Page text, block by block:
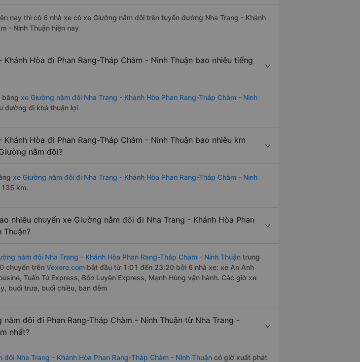
nay thì có 6 nhà xe có xe Giường nằm đôi trên tuyến đường Nha Trang - Khánh
- Ninh Thuận hiện nay
Khánh Hòa đi Phan Rang-Tháp Chàm - Ninh Thuận bao nhiêu tiếng
bằng xe Giường nằm đôi Nha Trang - Khánh Hòa Phan Rang-Tháp Chàm - Ninh
đường đi khá thuận lợi
Khánh Hòa đi Phan Rang-Tháp Chàm - Ninh Thuận bao nhiêu km
nằm đôi?
xe Giường nằm đôi đi Nha Trang - Khánh Hòa Phan Rang-Tháp Chàm - Ninh
km.
nhiêu chuyến xe Giường nằm đôi đi Nha Trang - Khánh Hòa Phan
Thuận?
nằm đôi Nha Trang - Khánh Hòa Phan Rang-Tháp Chàm - Ninh Thuận trung
chuyến trên Vexere.com bắt đầu từ 1:01 đến 23:20 bởi 6 nhà xe: xe An Anh
Tuấn Tú Express, Bốn Luyện Express, Mạnh Hùng vận hành. Các giờ xe
buổi trưa, buổi chiều, ban đêm
nằm đôi đi Phan Rang-Tháp Chàm - Ninh Thuận từ Nha Trang -
nhất?
đôi Nha Trang - Khánh Hòa Phan Rang-Tháp Chàm - Ninh Thuận có giờ xuất phát